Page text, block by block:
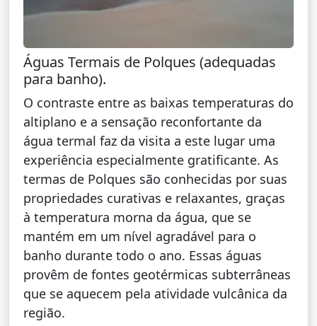
Águas Termais de Polques (adequadas
para banho).
O contraste entre as baixas temperaturas do
altiplano e a sensação reconfortante da
água termal faz da visita a este lugar uma
experiência especialmente gratificante. As
termas de Polques são conhecidas por suas
propriedades curativas e relaxantes, graças
à temperatura morna da água, que se
mantém em um nível agradável para o
banho durante todo o ano. Essas águas
provêm de fontes geotérmicas subterrâneas
que se aquecem pela atividade vulcânica da
região.